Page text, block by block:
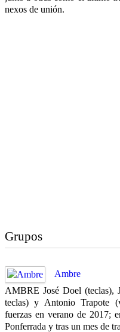
nexos de unión.
Grupos
Ambre
AMBRE José Doel (teclas),
teclas) y Antonio Trapote
fuerzas en verano de 2017;
Ponferrada y tras un mes de